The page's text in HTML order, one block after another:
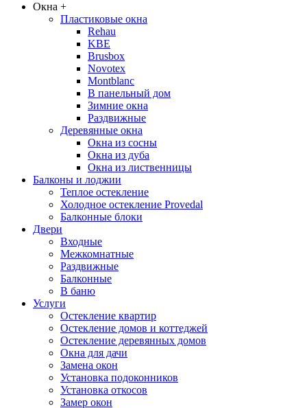
Окна +
Пластиковые окна
Rehau
KBE
Brusbox
Novotex
Montblanc
В панельный дом
Зимние окна
Раздвижные
Деревянные окна
Окна из сосны
Окна из дуба
Окна из лиственницы
Балконы и лоджии
Теплое остекление
Холодное остекление Provedal
Балконные блоки
Двери
Входные
Межкомнатные
Раздвижные
Балконные
В баню
Услуги
Остекление квартир
Остекление домов и коттеджей
Остекление деревянных домов
Окна для дачи
Замена окон
Установка подоконников
Установка откосов
Замер окон